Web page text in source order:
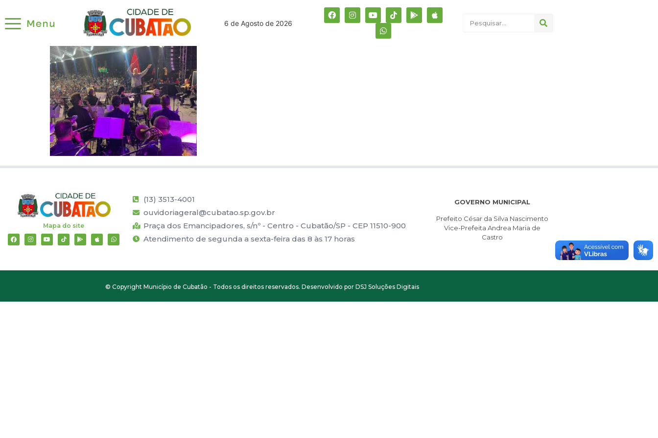
6 de Agosto de 2026
Mapa do site
(13) 3513-4001
ouvidoriageral@cubatao.sp.gov.br
Praça dos Emancipadores, s/nº - Centro - Cubatão/SP - CEP 11510-900
Atendimento de segunda a sexta-feira das 8 às 17 horas
GOVERNO MUNICIPAL
Prefeito César da Silva Nascimento
Vice-Prefeita Andrea Maria de
Castro
© Copyright Município de Cubatão - Todos os direitos reservados. Desenvolvido por DSJ Soluções Digitais